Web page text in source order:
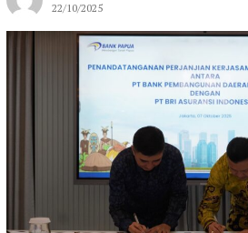
22/10/2025